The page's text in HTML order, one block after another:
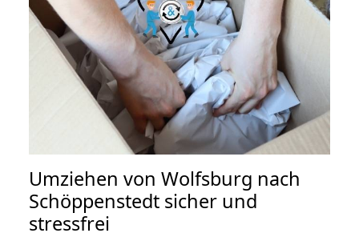
Umziehen von Wolfsburg nach
Schöppenstedt sicher und
stressfrei